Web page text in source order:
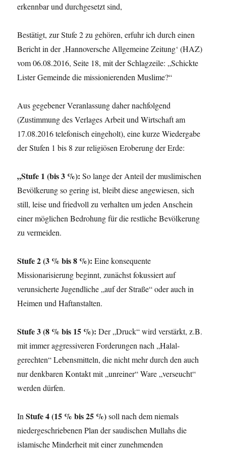
erkennbar und durchgesetzt sind,
Bestätigt, zur Stufe 2 zu gehören, erfuhr ich durch einen
Bericht in der ‚Hannoversche Allgemeine Zeitung‘ (HAZ)
vom 06.08.2016, Seite 18, mit der Schlagzeile: „Schickte
Lister Gemeinde die missionierenden Muslime?“
Aus gegebener Veranlassung daher nachfolgend
(Zustimmung des Verlages Arbeit und Wirtschaft am
17.08.2016 telefonisch eingeholt), eine kurze Wiedergabe
der Stufen 1 bis 8 zur religiösen Eroberung der Erde:
„Stufe 1 (bis 3 %): So lange der Anteil der muslimischen
Bevölkerung so gering ist, bleibt diese angewiesen, sich
still, leise und friedvoll zu verhalten um jeden Anschein
einer möglichen Bedrohung für die restliche Bevölkerung
zu vermeiden.
Stufe 2 (3 % bis 8 %): Eine konsequente
Missionarisierung beginnt, zunächst fokussiert auf
verunsicherte Jugendliche „auf der Straße“ oder auch in
Heimen und Haftanstalten.
Stufe 3 (8 % bis 15 %): Der „Druck“ wird verstärkt, z.B.
mit immer aggressiveren Forderungen nach „Halal-
gerechten“ Lebensmitteln, die nicht mehr durch den auch
nur denkbaren Kontakt mit „unreiner“ Ware „verseucht“
werden dürfen.
InStufe 4 (15 % bis 25 %)soll nach dem niemals
niedergeschriebenen Plan der saudischen Mullahs die
islamische Minderheit mit einer zunehmenden